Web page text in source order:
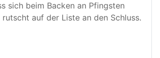
sich beim Backen an Pfingsten
auf der Liste an den Schluss.